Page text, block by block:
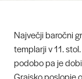
Največji baročni
templarji v 11.
podobo pa je
Grajsko poslopje